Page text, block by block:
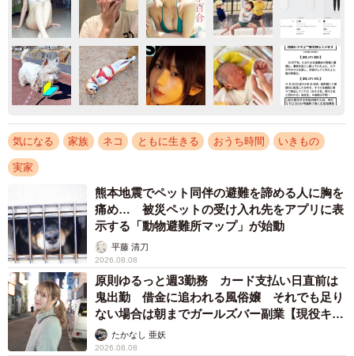
気になる 家族 ネコ ともに生きる おうち時間 いきもの
実家
熊本地震でペット同伴の避難を諦める人に胸を
痛め… 被災ペットの受け入れ先をアプリに表
示する「動物避難所マップ」が始動
平藤 清刀
2026.08.08
原則ゆるっと週3勤務 カード支払い日直前は
鬼出勤 借金に追われる風俗嬢 それでも足り
ない場合は朝までガールズバー副業【現役キャ
ストに取材】
たかなし 亜妖
2026.08.08